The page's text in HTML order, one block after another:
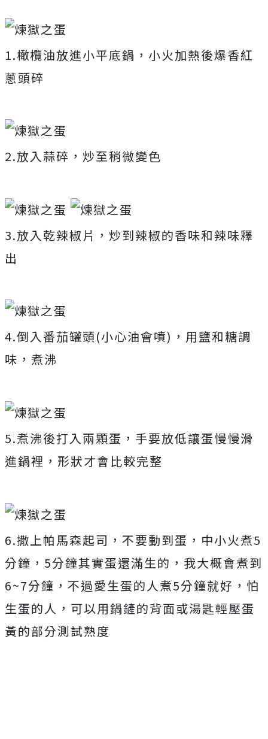
1.橄欖油放進小平底鍋，小火加熱後爆香紅
蔥頭碎
2.放入蒜碎，炒至稍微變色
3.放入乾辣椒片，炒到辣椒的香味和辣味釋
出
4.倒入番茄罐頭(小心油會噴)，用鹽和糖調
味，煮沸
5.煮沸後打入兩顆蛋，手要放低讓蛋慢慢滑
進鍋裡，形狀才會比較完整
6.撒上帕馬森起司，不要動到蛋，中小火煮5
分鐘，5分鐘其實蛋還滿生的，我大概會煮到
6~7分鐘，不過愛生蛋的人煮5分鐘就好，怕
生蛋的人，可以用鍋鏟的背面或湯匙輕壓蛋
黃的部分測試熟度